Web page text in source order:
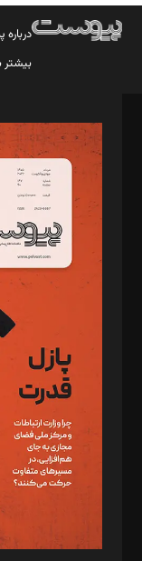
بیشتر
مدیر مسئول: محمدباقر
سردبیر: مهرک محمودی
دبیر تحریریه: میثم قاسمی
د‌بیر ناداستان: سمانه
د‌بیر خدمت و تجارت:
د‌بیر حقوق فناوری:
د‌بیر پیوست جهان: مینا
د‌بیر تحریریه آنلاین:
تحریریه‌: مجتبی
مصطفی مسجدی آرانی،
رستمی،مصطفی باستان
ویرایش: نگار استاد‌‌آقا
طراح یونیفرم: مجید توکلی
فیلمبرداری و عکاسی:
گرافیک و صفحه‌آرایی:
مد‌یر توسعه تجاری:
امور مالی: شاپور